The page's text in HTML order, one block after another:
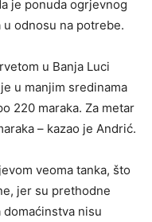
je ponuda ogrjevnog
odnosu na potrebe.
u Banja Luci
u manjim sredinama
220 maraka. Za metar
– kazao je Andrić.
veoma tanka, što
jer su prethodne
nisu